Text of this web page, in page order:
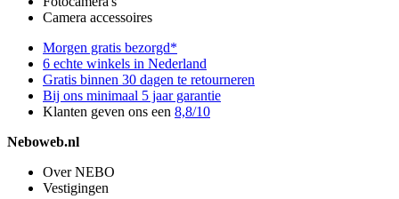
Camera accessoires
Morgen gratis bezorgd*
6 echte winkels in Nederland
Gratis binnen 30 dagen te retourneren
Bij ons minimaal 5 jaar garantie
Klanten geven ons een 8,8/10
Neboweb.nl
Over NEBO
Vestigingen